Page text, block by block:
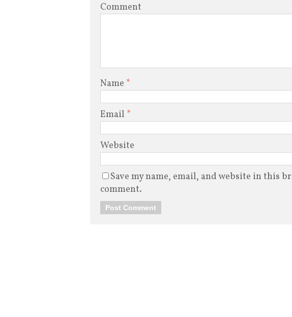
Comment
Name *
Email *
Website
Save my name, email, and website in this
comment.